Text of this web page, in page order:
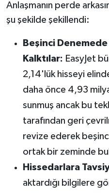
Anlaşmanın perde
şu şekilde şekillendi:
Beşinci Denemede
Kalktılar: EasyJet
2,14'lük hisseyi
daha önce 4,93
sunmuş ancak bu
tarafından geri
revize ederek
ortak bir zeminde
Hissedarlara
aktardığı bilgilere
SİYASET
SPOR
SÜRMANŞET
Susurluk
TEKNOLOJİ
Trend